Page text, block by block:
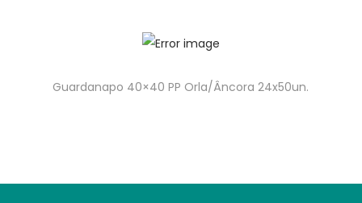
Guardanapo 40×40 PP Orla/Âncora 24x50un.